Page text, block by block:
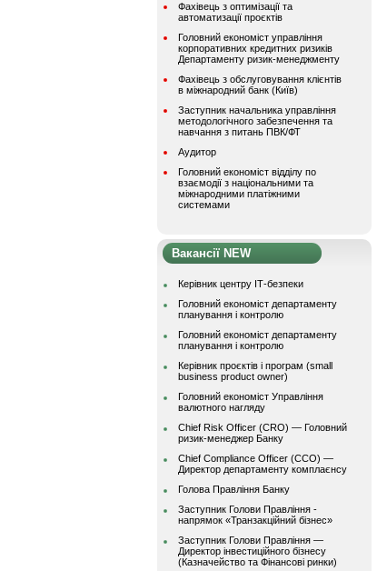
Фахівець з оптимізації та
автоматизації проєктів
Головний економіст управління
корпоративних кредитних ризиків
Департаменту ризик-менеджменту
Фахівець з обслуговування клієнтів
в міжнародний банк (Київ)
Заступник начальника управління
методологічного забезпечення та
навчання з питань ПВК/ФТ
Аудитор
Головний економіст відділу по
взаємодії з національними та
міжнародними платіжними
системами
Вакансії NEW
Керівник центру ІТ-безпеки
Головний економіст департаменту
планування і контролю
Головний економіст департаменту
планування і контролю
Керівник проєктів і програм (small
business product owner)
Головний економіст Управління
валютного нагляду
Chief Risk Officer (CRO) — Головний
ризик-менеджер Банку
Chief Compliance Officer (CCO) —
Директор департаменту комплаєнсу
Голова Правління Банку
Заступник Голови Правління -
напрямок «Транзакційний бізнес»
Заступник Голови Правління —
Директор інвестиційного бізнесу
(Казначейство та Фінансові ринки)